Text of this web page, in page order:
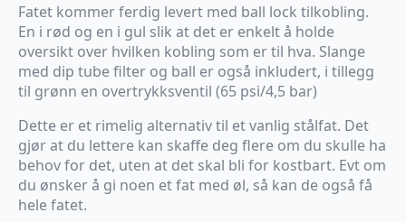
Fatet kommer ferdig levert med ball lock tilkobling.
En i rød og en i gul slik at det er enkelt å holde
oversikt over hvilken kobling som er til hva. Slange
med dip tube filter og ball er også inkludert, i tillegg
til grønn en overtrykksventil (65 psi/4,5 bar)
Dette er et rimelig alternativ til et vanlig stålfat. Det
gjør at du lettere kan skaffe deg flere om du skulle ha
behov for det, uten at det skal bli for kostbart. Evt om
du ønsker å gi noen et fat med øl, så kan de også få
hele fatet.